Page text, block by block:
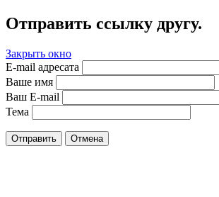
Отправить ссылку другу.
Закрыть окно
E-mail адресата
Ваше имя
Ваш E-mail
Тема
Отправить Отмена